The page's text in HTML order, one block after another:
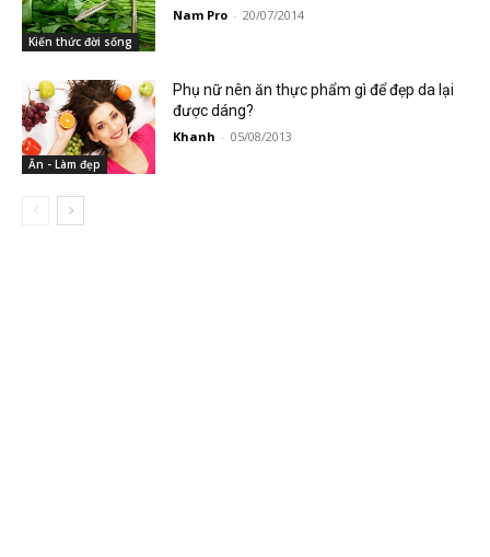
Kiến thức đời sống
Nam Pro - 20/07/2014
Ăn - Làm đẹp
Phụ nữ nên ăn thực phẩm gì để đẹp da lại
được dáng?
Khanh - 05/08/2013